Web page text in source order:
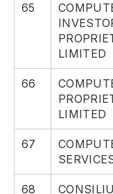
65
LIMITED
66
LIMITED
67
68